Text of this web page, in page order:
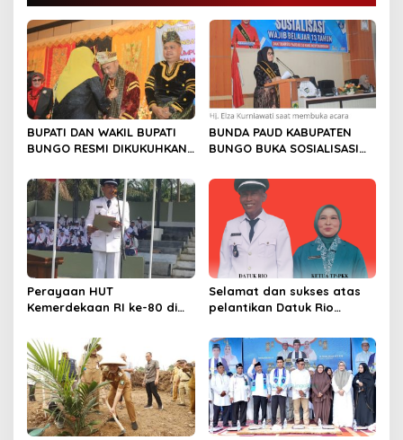
s
i
p
o
s
BUPATI DAN WAKIL BUPATI
BUNGO RESMI DIKUKUHKAN
BUNDO KANDUNG
BUNDA PAUD KABUPATEN
BUNGO BUKA SOSIALISASI
Perayaan HUT
Kemerdekaan RI ke-80 di
Selamat dan sukses atas
pelantikan Datuk Rio